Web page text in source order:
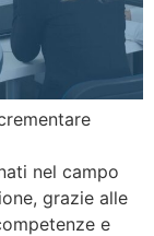
nel campo
grazie alle
e